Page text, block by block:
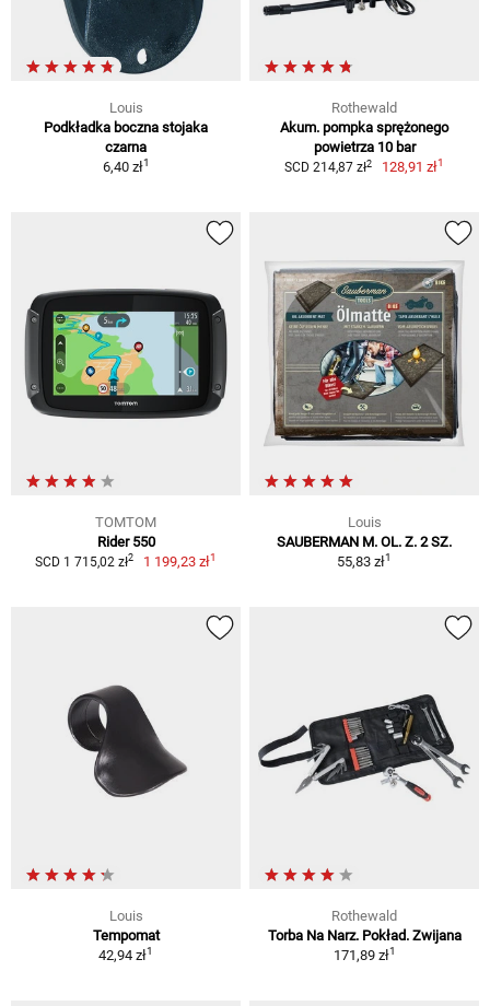
Louis
Podkładka boczna stojaka
czarna
6,40 zł1
Rothewald
Akum. pompka sprężonego
powietrza 10 bar
SCD 214,87 zł2 128,91 zł1
TOMTOM
Rider 550
SCD 1 715,02 zł2 1 199,23 zł1
Louis
SAUBERMAN M. OL. Z. 2 SZ.
55,83 zł1
Louis
Tempomat
42,94 zł1
Rothewald
Torba Na Narz. Pokład. Zwijana
171,89 zł1